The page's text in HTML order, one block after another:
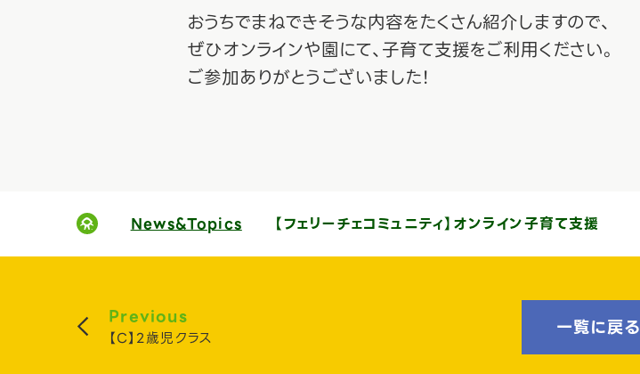
おうちでまねできそうな内容をたくさん紹介しますので、
ぜひオンラインや園にて、子育て支援をご利用ください。
ご参加ありがとうございました！
News&Topics 【フェリーチェコミュニティ】オンライン子育て支援
Previous
【C】2歳児クラス 一覧に戻る